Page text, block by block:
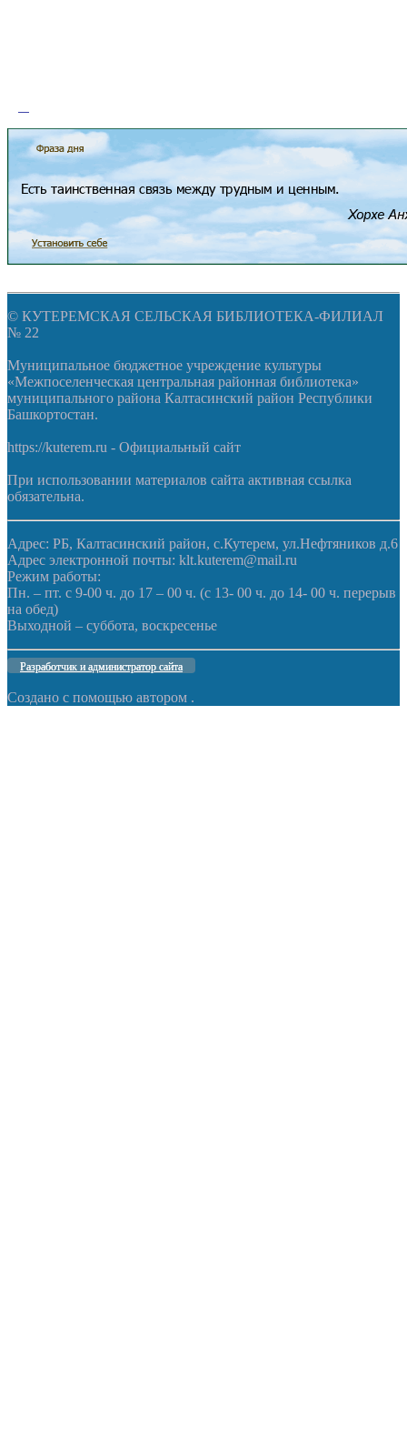
© КУТЕРЕМСКАЯ СЕЛЬСКАЯ БИБЛИОТЕКА-ФИЛИАЛ
№ 22
Муниципальное бюджетное учреждение культуры
«Межпоселенческая центральная районная библиотека»
муниципального района Калтасинский район Республики
Башкортостан.
https://kuterem.ru - Официальный сайт
При использовании материалов сайта активная ссылка
обязательна.
Адрес: РБ, Калтасинский район, с.Кутерем, ул.Нефтяников д.6
Адрес электронной почты: klt.kuterem@mail.ru
Режим работы:
Пн. – пт. с 9-00 ч. до 17 – 00 ч. (с 13- 00 ч. до 14- 00 ч. перерыв
на обед)
Выходной – суббота, воскресенье
Разработчик и администратор сайта
Создано с помощью автором .